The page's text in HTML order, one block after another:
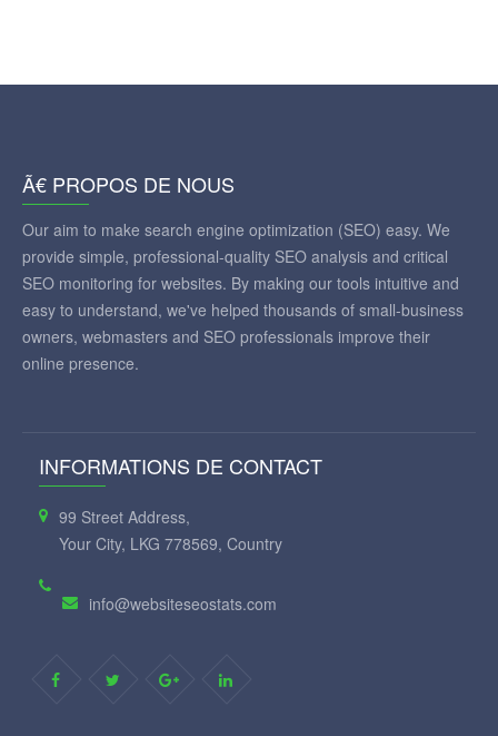
Ã€ PROPOS DE NOUS
Our aim to make search engine optimization (SEO) easy. We
provide simple, professional-quality SEO analysis and critical
SEO monitoring for websites. By making our tools intuitive and
easy to understand, we've helped thousands of small-business
owners, webmasters and SEO professionals improve their
online presence.
INFORMATIONS DE CONTACT
99 Street Address,
Your City, LKG 778569, Country
info@websiteseostats.com